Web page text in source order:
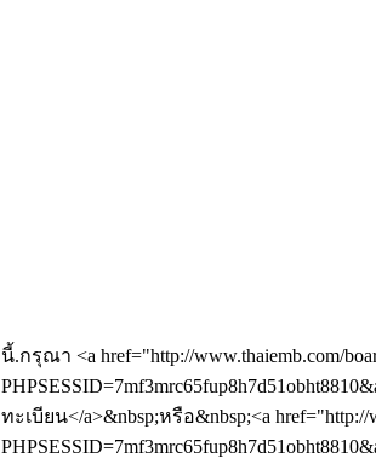
นี้.กรุณา <a href="http://www.thaiemb.com/
ทะเบียน</a>&nbsp;หรือ&nbsp;<a href="http://